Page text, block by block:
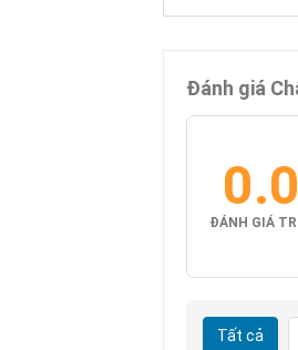
Đánh giá
ĐÁNH GIÁ
Tất cả